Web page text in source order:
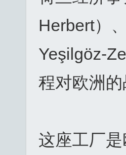
Herbert）
Yeşilgöz-
程对欧洲
这座工厂